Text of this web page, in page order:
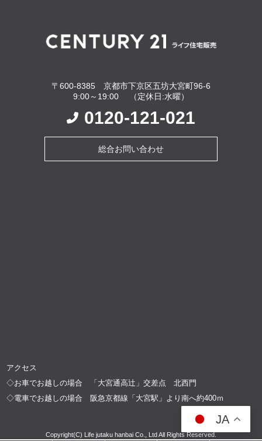
〒600-8385 京都市下京区五坊大宮町96-6
9:00～19:00 （定休日:水曜）
0120-121-021
総合お問い合わせ
アクセス
◇お車でお越しの場合 「大宮通高辻」交差点 北西門
◇電車でお越しの場合 阪急京都線「大宮駅」より南へ約400ｍ
Copyright(C) Life jutaku hanbai Co., Ltd All Rights Reserved.
JA